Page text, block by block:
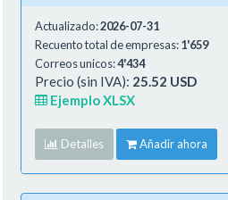
Actualizado:2026-07-31
Recuento total de empresas:1'659
Correos unicos:4'434
Precio (sin IVA): 25.52 USD
Ejemplo XLSX
Detalles Añadir ahora